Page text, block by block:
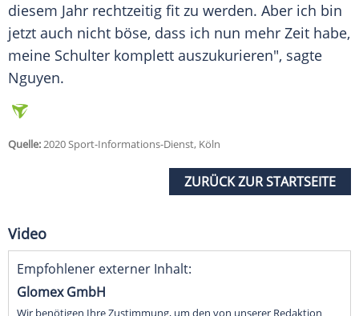
diesem Jahr rechtzeitig fit zu werden. Aber ich bin
jetzt auch nicht böse, dass ich nun mehr Zeit habe,
meine Schulter komplett auszukurieren", sagte
Nguyen.
Quelle:2020 Sport-Informations-Dienst, Köln
ZURÜCK ZUR STARTSEITE
Video
Empfohlener externer Inhalt:
Glomex GmbH
Wir benötigen Ihre Zustimmung, um den von unserer Redaktion